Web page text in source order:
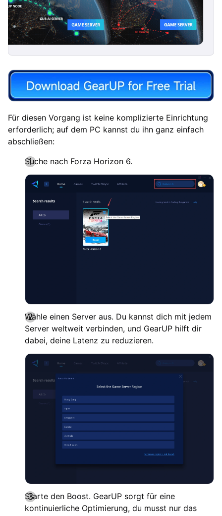
Für diesen Vorgang ist keine komplizierte Einrichtung
erforderlich; auf dem PC kannst du ihn ganz einfach
abschließen:
Suche nach Forza Horizon 6.
Wähle einen Server aus. Du kannst dich mit jedem
Server weltweit verbinden, und GearUP hilft dir
dabei, deine Latenz zu reduzieren.
Starte den Boost. GearUP sorgt für eine
kontinuierliche Optimierung, du musst nur das